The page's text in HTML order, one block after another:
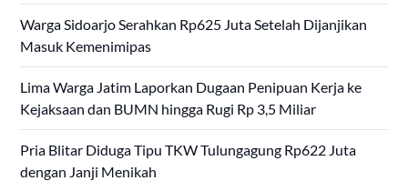
Warga Sidoarjo Serahkan Rp625 Juta Setelah Dijanjikan
Masuk Kemenimipas
Lima Warga Jatim Laporkan Dugaan Penipuan Kerja ke
Kejaksaan dan BUMN hingga Rugi Rp 3,5 Miliar
Pria Blitar Diduga Tipu TKW Tulungagung Rp622 Juta
dengan Janji Menikah